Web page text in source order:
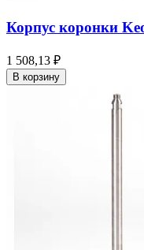
Корпус коронки
1 508,13 ₽
В корзину